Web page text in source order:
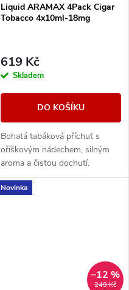
Liquid ARAMAX 4Pack Cigar
Tobacco 4x10ml-18mg
619 Kč
Skladem
DO KOŠÍKU
Bohatá tabáková příchuť s
oříškovým nádechem, silným
aroma a čistou dochutí.
Novinka
249 Kč
–12 %